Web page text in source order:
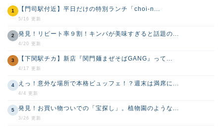
1 【門司駅付近】平日だけの特別ランチ「choi-n...
5/16 更新
2 発見！リピート率９割！キンパが美味すぎると話題の...
4/20 更新
3 【下関駅チカ】新店『関門麺まぜそばGANG』って...
4/17 更新
4 えっ！意外な場所で本格ビュッフェ！？週末は満席に...
4/4 更新
5 発見！お買い物ついでの「宝探し」。植物園のような...
3/26 更新